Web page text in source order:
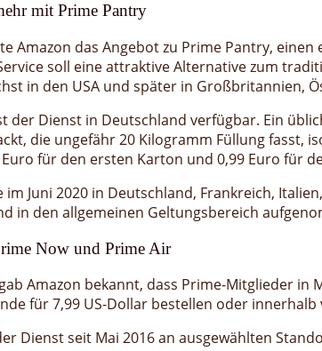
mit Prime Pantry
Amazon das Angebot zu Prime Pantry,
soll eine attraktive Alternative zum
in den USA und später in Großbritannien,
der Dienst in Deutschland verfügbar. Ein
die ungefähr 20 Kilogramm Füllung fasst,
für den ersten Karton und 0,99 Euro für
Juni 2020 in Deutschland, Frankreich,
in den allgemeinen Geltungsbereich
Now und Prime Air
Amazon bekannt, dass Prime-Mitglieder
für 7,99 US-Dollar bestellen oder
Dienst seit Mai 2016 an ausgewählten